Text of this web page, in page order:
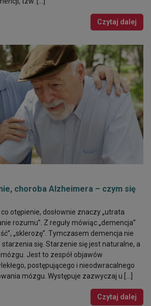
Czytaj dalej
choroba Alzheimera – czym się
otępienie, dosłownie znaczy „utrata
rozumu”. Z reguły mówiąc „demencja”
„sklerozę”. Tymczasem demencja nie
się. Starzenie się jest naturalne, a
Jest to zespół objawów
postępującego i nieodwracalnego
mózgu. Występuje zazwyczaj u […]
Czytaj dalej